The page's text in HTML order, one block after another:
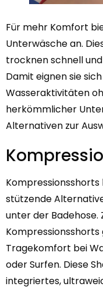
Für mehr Komfort
Unterwäsche an.
trocknen schnell
Damit eignen sie
Wasseraktivitäten
herkömmlicher
Alternativen zur
stützende
unter der Badehose.
Tragekomfort bei
oder Surfen. Diese
integriertes,